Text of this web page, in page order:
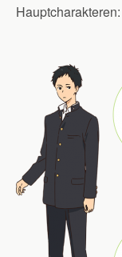
Hauptcharakteren: